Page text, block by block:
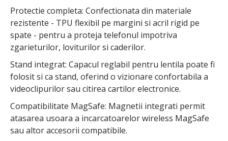
Protectie completa: Confectionata din materiale
rezistente - TPU flexibil pe margini si acril rigid pe
spate - pentru a proteja telefonul impotriva
zgarieturilor, loviturilor si caderilor.
Stand integrat: Capacul reglabil pentru lentila poate fi
folosit si ca stand, oferind o vizionare confortabila a
videoclipurilor sau citirea cartilor electronice.
Compatibilitate MagSafe: Magnetii integrati permit
atasarea usoara a incarcatoarelor wireless MagSafe
sau altor accesorii compatibile.